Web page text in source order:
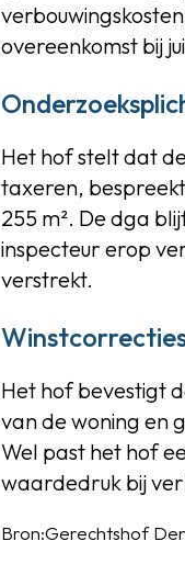
overeenkomst bij
Het hof stelt dat
taxeren,
255 m². De dga
inspecteur erop
verstrekt.
Het hof bevestigt
van de woning en
Wel past het hof
waardedruk bij
Bron:Gerechtshof